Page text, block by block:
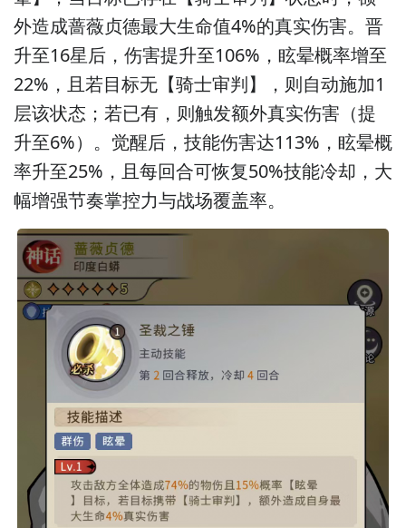
外造成蔷薇贞德最大生命值4%的真实伤害。晋
升至16星后，伤害提升至106%，眩晕概率增至
22%，且若目标无【骑士审判】，则自动施加1
层该状态；若已有，则触发额外真实伤害（提
升至6%）。觉醒后，技能伤害达113%，眩晕概
率升至25%，且每回合可恢复50%技能冷却，大
幅增强节奏掌控力与战场覆盖率。